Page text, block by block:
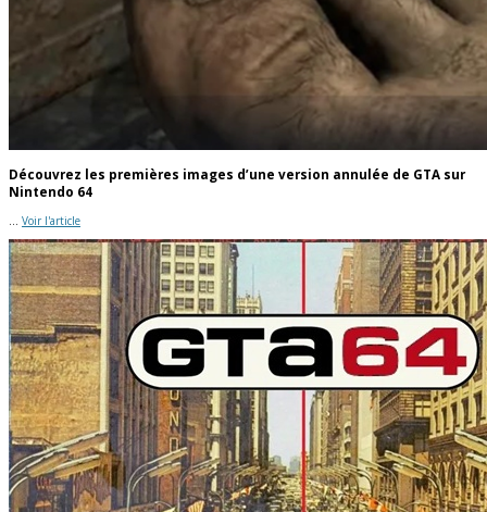
Découvrez les premières images d’une version annulée de GTA sur
Nintendo 64
... Voir l'article